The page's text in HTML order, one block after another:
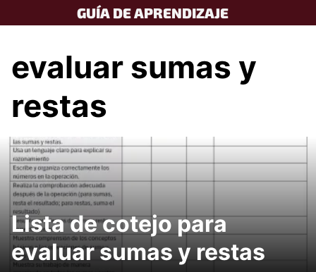
to
GUÍA DE APRENDIZAJE
evaluar sumas y
restas
Lista de cotejo para
evaluar sumas y restas